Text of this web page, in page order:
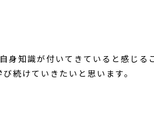
知識が付いてきていると感じる
続けていきたいと思います。